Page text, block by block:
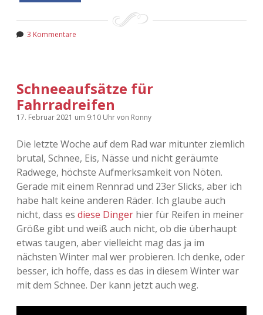
3 Kommentare
Schneeaufsätze für
Fahrradreifen
17. Februar 2021 um 9:10 Uhrvon Ronny
Die letzte Woche auf dem Rad war mitunter ziemlich
brutal, Schnee, Eis, Nässe und nicht geräumte
Radwege, höchste Aufmerksamkeit von Nöten.
Gerade mit einem Rennrad und 23er Slicks, aber ich
habe halt keine anderen Räder. Ich glaube auch
nicht, dass es diese Dinger hier für Reifen in meiner
Größe gibt und weiß auch nicht, ob die überhaupt
etwas taugen, aber vielleicht mag das ja im
nächsten Winter mal wer probieren. Ich denke, oder
besser, ich hoffe, dass es das in diesem Winter war
mit dem Schnee. Der kann jetzt auch weg.